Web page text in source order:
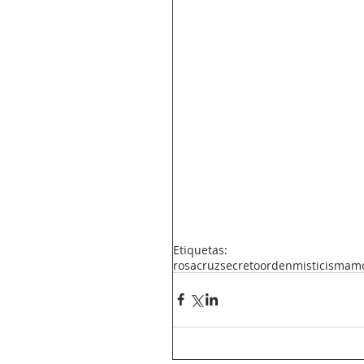
Etiquetas:
rosacruzsecretoordenmisticism